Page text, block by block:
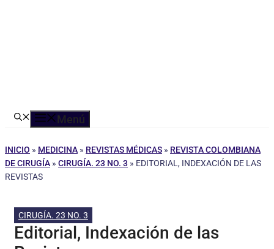
Menú
INICIO » MEDICINA » REVISTAS MÉDICAS » REVISTA COLOMBIANA
DE CIRUGÍA » CIRUGÍA. 23 NO. 3 » EDITORIAL, INDEXACIÓN DE LAS
REVISTAS
CIRUGÍA. 23 NO. 3
Editorial, Indexación de las